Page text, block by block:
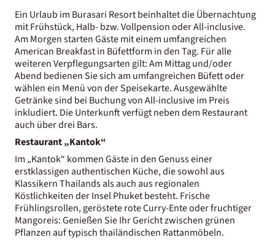
Ein Urlaub im Burasari Resort beinhaltet die Übernachtung
mit Frühstück, Halb- bzw. Vollpension oder All-inclusive.
Am Morgen starten Gäste mit einem umfangreichen
American Breakfast in Büfettform in den Tag. Für alle
weiteren Verpflegungsarten gilt: Am Mittag und/oder
Abend bedienen Sie sich am umfangreichen Büfett oder
wählen ein Menü von der Speisekarte. Ausgewählte
Getränke sind bei Buchung von All-inclusive im Preis
inkludiert. Die Unterkunft verfügt neben dem Restaurant
auch über drei Bars.
Restaurant „Kantok“
Im „Kantok“ kommen Gäste in den Genuss einer
erstklassigen authentischen Küche, die sowohl aus
Klassikern Thailands als auch aus regionalen
Köstlichkeiten der Insel Phuket besteht. Frische
Frühlingsrollen, geröstete rote Curry-Ente oder fruchtiger
Mangoreis: Genießen Sie Ihr Gericht zwischen grünen
Pflanzen auf typisch thailändischen Rattanmöbeln.